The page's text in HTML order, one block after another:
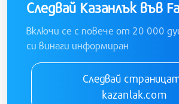
Следвай Казанлък във
Включи се с повече от 20 000
си винаги информиран
Следвай
kazanlak.com